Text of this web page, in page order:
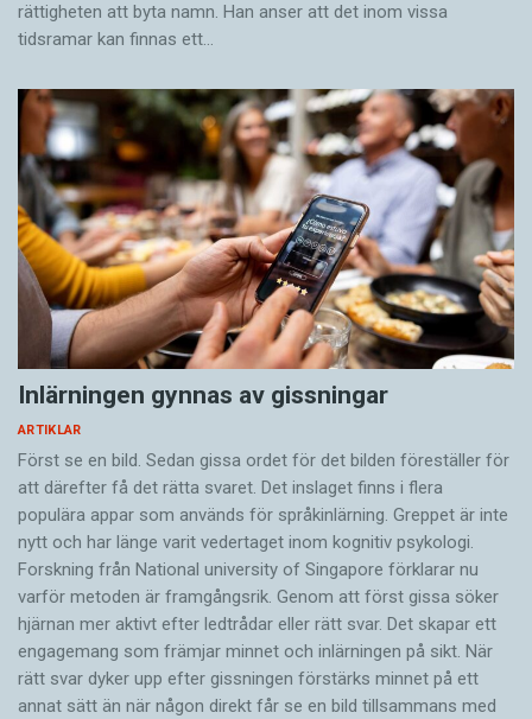
rättigheten att byta namn. Han anser att det inom vissa
tidsramar kan finnas ett…
Inlärningen gynnas av gissningar
ARTIKLAR
Först se en bild. Sedan gissa ordet för det bilden föreställer för
att därefter få det rätta svaret. Det inslaget finns i flera
populära appar som används för språkinlärning. Greppet är inte
nytt och har länge varit vedertaget inom kognitiv psykologi.
Forskning från National university of Singa­pore förklarar nu
varför metoden är framgångsrik. Genom att först gissa ­söker
hjärnan mer aktivt ­efter ledtrådar eller rätt svar. Det skapar ett
engagemang som främjar minnet och inlärningen på sikt. När
rätt svar dyker upp efter gissningen förstärks minnet på ett
annat sätt än när någon direkt får se en bild tillsammans med